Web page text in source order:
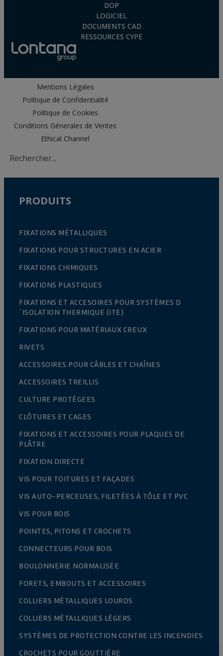
DOP
LOGICIEL
DOCUMENTS CAD
RESSOURCES CYPE
Mentions Légales
Politique de Confidentialité
Politique de Cookies
Conditions Génerales de Ventes
Ethical Channel
PRODUITS
FIXATIONS MÉTALLIQUES
FIXATIONS POUR STRUCTURES EN ACIER
FIXATIONS CHIMIQUES
FIXATIONS PLASTIQUES
FIXATIONS ET ACCESOIRES POUR SYSTÈMES D
´ISOLATION THERMIQUE (ITE)
FIXATIONS POUR MATÉRIAUX CREUX
RIVETS
ACCESSOIRES POUR CÂBLES ET CHAÎNES
ACCESSOIRES TREILLIS
CULTURE PROTÉGEES
CLÔTURES ET CAGES
FIXATIONS ET ACCESSOIRES POUR PLAQUES DE
PLÂTRE
FIXATION DIRECTE
VIS POUR TOITURES ET FAÇADES
VIS AUTO-PERCEUSES, FILETÉES À TÔLE ET PVC
VIS POUR BOIS
POINTES, PITONS ET CROCHETS
CONNECTEURS POUR BOIS
BOULONNERIE NORMALISÉE
FORETS, EMBOUTS ET ACCESSOIRES
COLLIERS MÉTALLIQUES LOURDS
COLLIERS MÉTALLIQUES LÉGERS
SYSTÈMES DE PROTECTION CONTRE LES INCENDIES
CROCHETS POUR GOUTTIÈRE